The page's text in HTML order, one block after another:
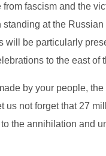
fascism and the
at the Russian
will be particularly
to the east of
by your people,
us not forget that 27
the annihilation and